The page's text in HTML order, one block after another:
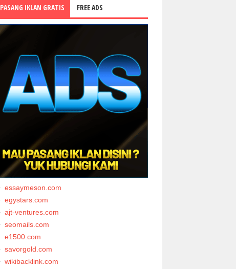
PASANG IKLAN GRATIS FREE ADS
essaymeson.com
egystars.com
ajt-ventures.com
seomails.com
e1500.com
savorgold.com
wikibacklink.com